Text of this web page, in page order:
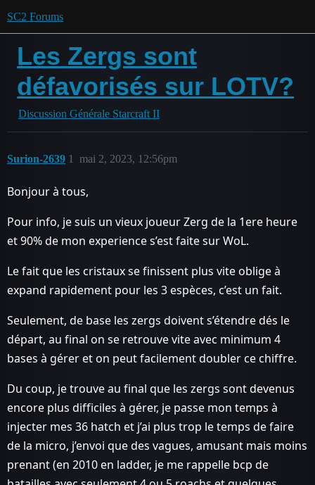
SC2 Forums
Les Zergs sont
défavorisés sur LOTV?
Discussion Générale Starcraft II
Surion-2639 mai 2, 2023, 12:56pm
1
Bonjour à tous,
Pour info, je suis un vieux joueur Zerg de la 1ere heure
et 90% de mon experience s’est faite sur WoL.
Le fait que les cristaux se finissent plus vite oblige à
expand rapidement pour les 3 espèces, c’est un fait.
Seulement, de base les zergs doivent s’étendre dés le
départ, au final on se retrouve vite avec minimum 4
bases à gérer et on peut facilement doubler ce chiffre.
Du coup, je trouve au final que les zergs sont devenus
encore plus difficiles à gérer, je passe mon temps à
injecter mes 36 hatch et j’ai plus trop le temps de faire
de la micro, j’envoi que des vagues, amusant mais moins
prenant (en 2010 en ladder, je me rappelle bcp de